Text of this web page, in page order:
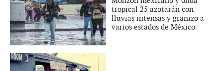
tropical 25 azotarán con
lluvias intensas y granizo a
varios estados de México